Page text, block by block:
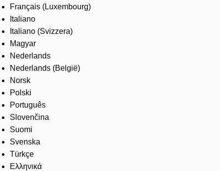
Français (Luxembourg)
Italiano
Italiano (Svizzera)
Magyar
Nederlands
Nederlands (België)
Norsk
Polski
Português
Slovenčina
Suomi
Svenska
Türkçe
Ελληνικά